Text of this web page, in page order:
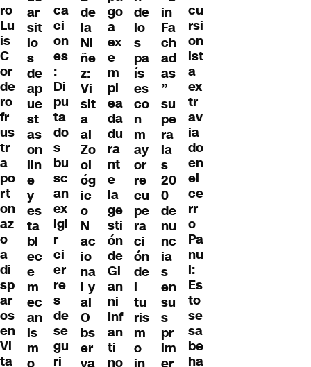
ro
Lu
is
C
or
de
ro
fr
us
tr
a
po
rt
on
az
o
a
di
sp
ar
os
en
Vi
ta
ar
sit
io
s
de
ap
ue
st
as
on
lin
e
y
es
ta
bl
ec
e
m
ec
an
is
m
o
ca
ci
on
es
:
Di
pu
ta
do
s
bu
sc
an
ex
igi
r
ci
er
re
s
de
se
gu
ri
de
la
Ni
ñe
z:
Vi
sit
a
al
Zo
ol
óg
ic
o
N
ac
io
na
l y
al
O
bs
er
va
go
a
ex
e
m
pl
ea
da
du
ra
nt
e
la
ge
sti
ón
de
Gi
an
ni
Inf
an
ti
no
de
lo
s
pa
ís
es
co
n
m
ay
or
re
cu
pe
ra
ci
ón
de
l
tu
ris
m
o
in
in
Fa
ch
ad
as
”
su
pe
ra
la
s
20
0
de
nu
nc
ia
s
en
su
s
pr
im
er
cu
rsi
on
ist
a
ex
tr
av
ia
do
en
el
ce
rr
o
Pa
nu
l:
Es
to
se
sa
be
ha